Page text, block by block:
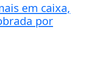
em caixa,
por